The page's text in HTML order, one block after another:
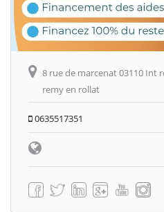
8 rue de marcenat 03110 Int
remy en rollat
0635517351